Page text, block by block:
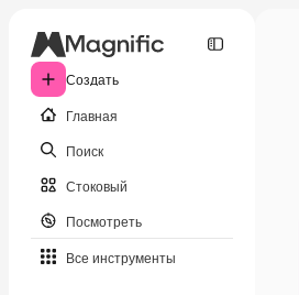
Создать
Главная
Поиск
Стоковый
Посмотреть
Все инструменты